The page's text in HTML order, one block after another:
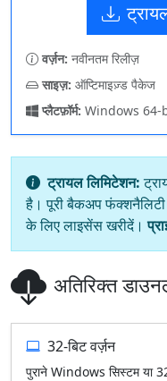
वर्ज़न: नवीनतम रिलीज़
साइज़: ऑप्टिमाइज़्ड पैकेज
प्लैटफ़ॉर्म: Windows 64-
ट्रायल लिमिटेशन:
है। पूरी बैकअप
के लिए लाइसेंस खरीदें।
अतिरिक्त
32-बिट वर्ज़न
पुराने Windows सिस्टम या